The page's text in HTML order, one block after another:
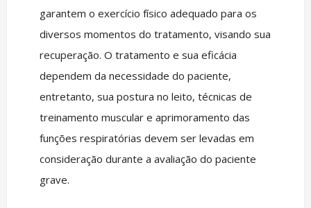
garantem o exercício físico adequado para os
diversos momentos do tratamento, visando sua
recuperação. O tratamento e sua eficácia
dependem da necessidade do paciente,
entretanto, sua postura no leito, técnicas de
treinamento muscular e aprimoramento das
funções respiratórias devem ser levadas em
consideração durante a avaliação do paciente
grave.